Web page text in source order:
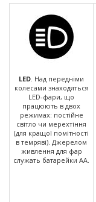
LED. Над передніми
колесами знаходяться
LED-фари, що
працюють в двох
режимах: постійне
світло чи мерехтіння
(для кращої помітності
в темряві). Джерелом
живлення для фар
служать батарейки АА.